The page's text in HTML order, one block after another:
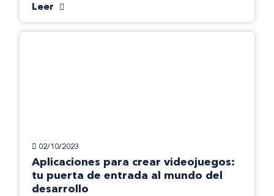
Leer
02/10/2023
Aplicaciones para crear videojuegos:
tu puerta de entrada al mundo del
desarrollo